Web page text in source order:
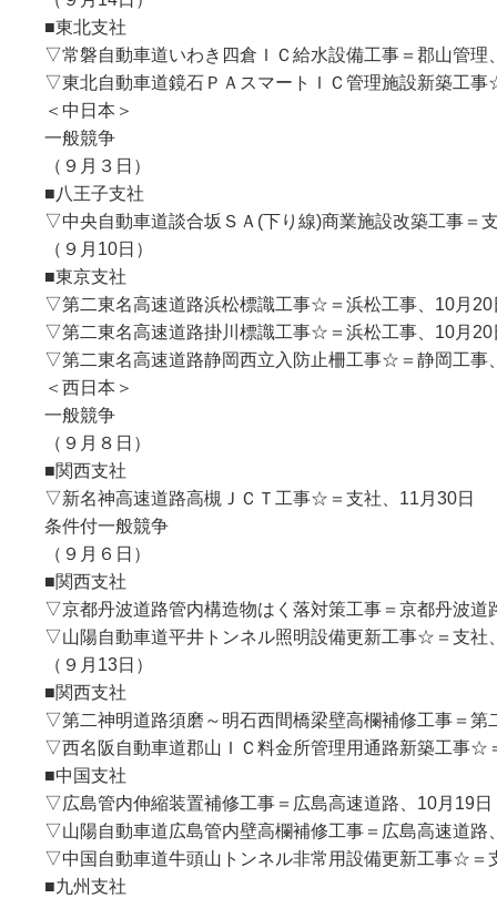
■東北支社
▽常磐自動車道いわき四倉ＩＣ給水設備工事＝郡山管
▽東北自動車道鏡石ＰＡスマートＩＣ管理施設新築工
＜中日本＞
一般競争
（９月３日）
■八王子支社
▽中央自動車道談合坂ＳＡ(下り線)商業施設改築工事＝
（９月10日）
■東京支社
▽第二東名高速道路浜松標識工事☆＝浜松工事、10月
▽第二東名高速道路掛川標識工事☆＝浜松工事、10月
▽第二東名高速道路静岡西立入防止柵工事☆＝静岡工事
＜西日本＞
一般競争
（９月８日）
■関西支社
▽新名神高速道路高槻ＪＣＴ工事☆＝支社、11月30日
条件付一般競争
（９月６日）
■関西支社
▽京都丹波道路管内構造物はく落対策工事＝京都丹波道
▽山陽自動車道平井トンネル照明設備更新工事☆＝支社
（９月13日）
■関西支社
▽第二神明道路須磨～明石西間橋梁壁高欄補修工事＝第
▽西名阪自動車道郡山ＩＣ料金所管理用通路新築工事☆
■中国支社
▽広島管内伸縮装置補修工事＝広島高速道路、10月19日
▽山陽自動車道広島管内壁高欄補修工事＝広島高速道路
▽中国自動車道牛頭山トンネル非常用設備更新工事☆＝
■九州支社